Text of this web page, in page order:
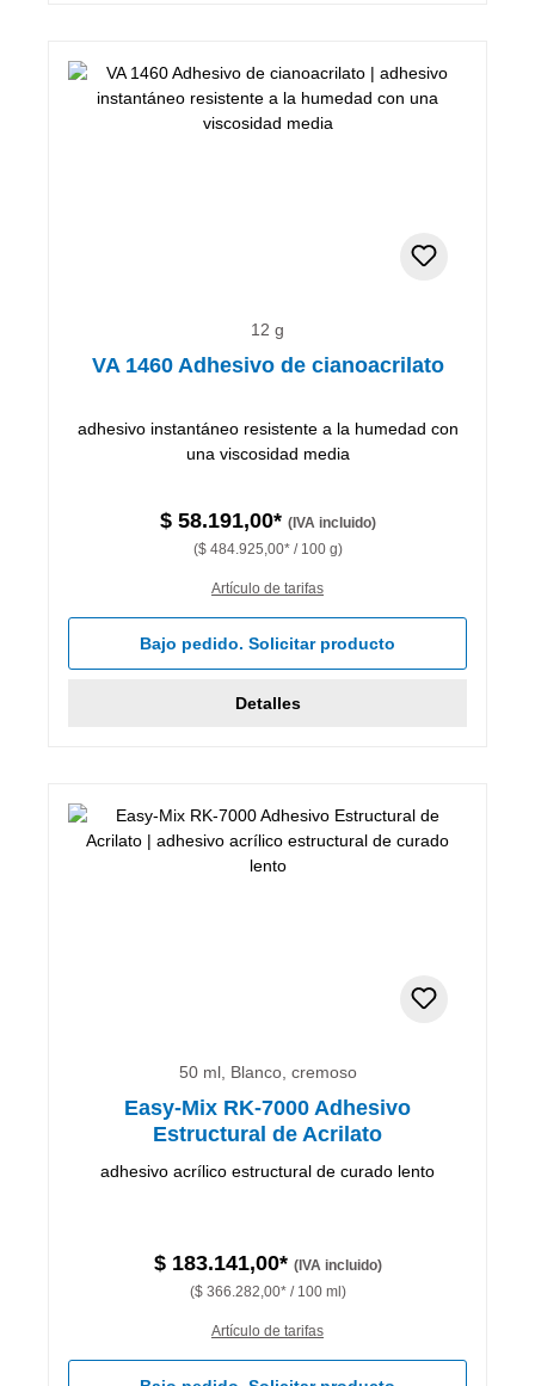
12 g
VA 1460 Adhesivo de cianoacrilato
adhesivo instantáneo resistente a la humedad con
una viscosidad media
$ 58.191,00* (IVA incluido)
($ 484.925,00* / 100 g)
Artículo de tarifas
Bajo pedido. Solicitar producto
Detalles
50 ml, Blanco, cremoso
Easy-Mix RK-7000 Adhesivo
Estructural de Acrilato
adhesivo acrílico estructural de curado lento
$ 183.141,00* (IVA incluido)
($ 366.282,00* / 100 ml)
Artículo de tarifas